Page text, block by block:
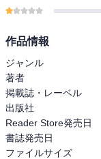
作品情報
ジャンル
著者
掲載誌・レーベル
出版社
Reader Store発売日
書誌発売日
ファイルサイズ